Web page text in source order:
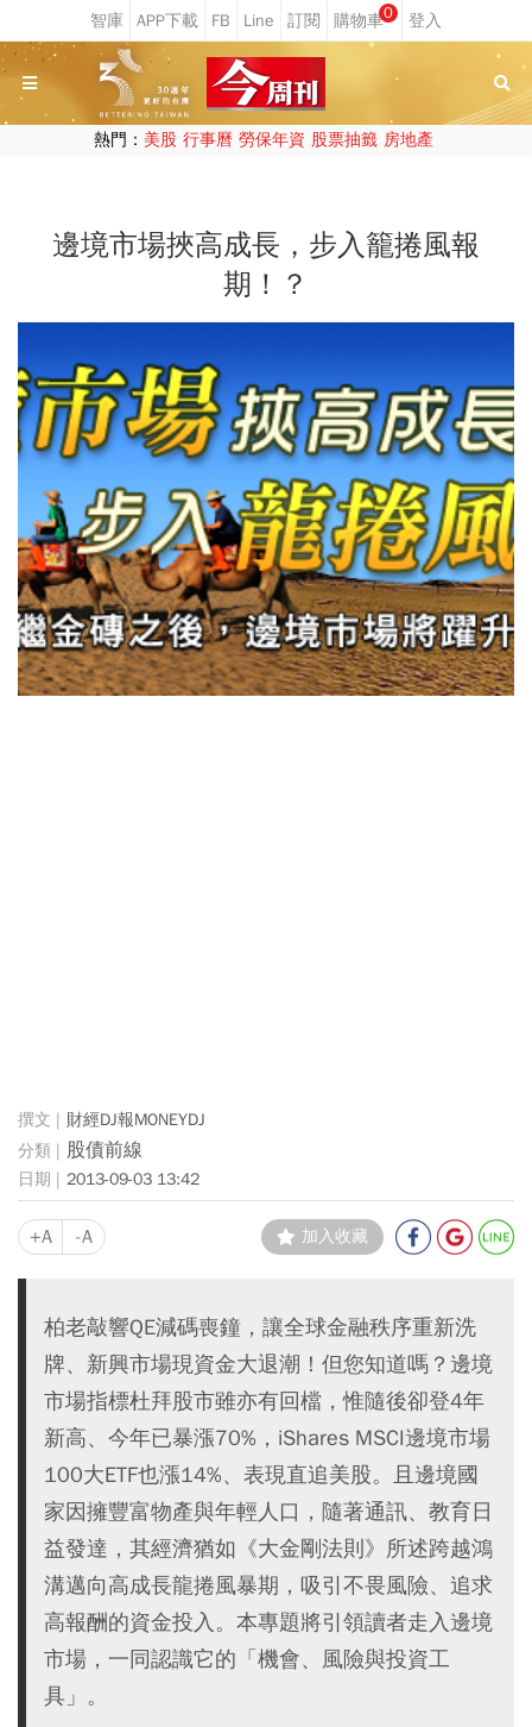
0
熱門： 美股 行事曆 勞保年資 股票抽籤 房地產
邊境市場挾高成長，步入籠捲風報
期！？
財經DJ報MONEYDJ
股債前線
2013-09-03 13:42
+A -A 加入收藏
柏老敲響QE減碼喪鐘，讓全球金融秩序重新洗
牌、新興市場現資金大退潮！但您知道嗎？邊境
市場指標杜拜股市雖亦有回檔，惟隨後卻登4年
新高、今年已暴漲70%，iShares MSCI邊境市場
100大ETF也漲14%、表現直追美股。且邊境國
家因擁豐富物產與年輕人口，隨著通訊、教育日
益發達，其經濟猶如《大金剛法則》所述跨越鴻
溝邁向高成長龍捲風暴期，吸引不畏風險、追求
高報酬的資金投入。本專題將引領讀者走入邊境
市場，一同認識它的「機會、風險與投資工
具」。